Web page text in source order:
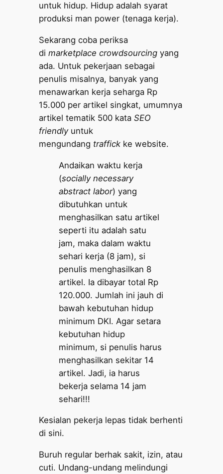
untuk hidup. Hidup adalah syarat
produksi man power (tenaga kerja).
Sekarang coba periksa
dimarketplace crowdsourcing yang
ada. Untuk pekerjaan sebagai
penulis misalnya, banyak yang
menawarkan kerja seharga Rp
15.000 per artikel singkat, umumnya
artikel tematik 500 kataSEO
friendlyuntuk
mengundang traffick ke website.
Andaikan waktu kerja
(socially necessary
abstract labor) yang
dibutuhkan untuk
menghasilkan satu artikel
seperti itu adalah satu
jam, maka dalam waktu
sehari kerja (8 jam), si
penulis menghasilkan 8
artikel. Ia dibayar total Rp
120.000. Jumlah ini jauh di
bawah kebutuhan hidup
minimum DKI. Agar setara
kebutuhan hidup
minimum, si penulis harus
menghasilkan sekitar 14
artikel. Jadi, ia harus
bekerja selama 14 jam
sehari!!!
Kesialan pekerja lepas tidak berhenti
di sini.
Buruh regular berhak sakit, izin, atau
cuti. Undang-undang melindungi